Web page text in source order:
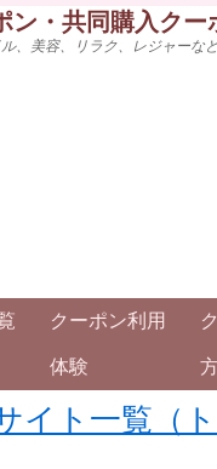
ン・共同購入ク
、美容、リラク、レジャー
クーポン利用
体験
イト一覧（